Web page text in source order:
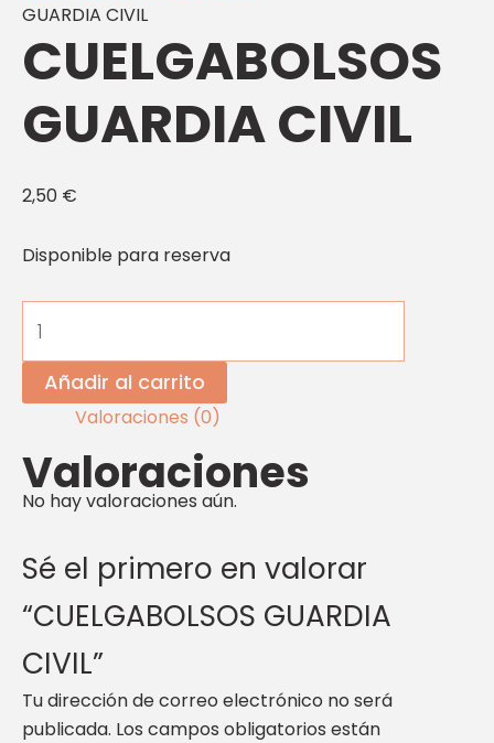
GUARDIA CIVIL
CUELGABOLSOS
GUARDIA CIVIL
2,50 €
Disponible para reserva
Añadir al carrito
Valoraciones (0)
Valoraciones
No hay valoraciones aún.
Sé el primero en valorar
“CUELGABOLSOS GUARDIA
CIVIL”
Tu dirección de correo electrónico no será
publicada. Los campos obligatorios están